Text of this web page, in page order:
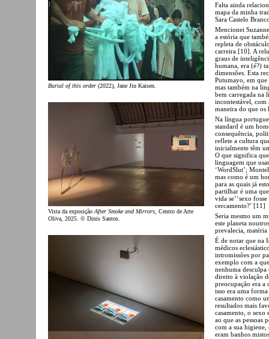
Burial of this order (2022), Jane Jin Kaisen.
Vista da exposiçãoAfter Smoke and Mirrors, Centro de Arte
Oliva, 2025. © Dinis Santos.
Falta ainda
mapa da minha
Sara Castelo
Mencionei
a estória que
repleta de
carreira [10]. A
graus de
humana, era (é?)
dimensões. Esta
Putumayo, em
mas também na
bem carregada na
incontestável, com
maneira do que os
Na língua
standard é um
consequência,
reflete a cultura
inicialmente têm
O que significa
linguagem que
‘WordSlut’;
mas como é um
para as quais já
partilhar é uma
vida se’‘sexo
cercamento?’ [11]
Seria mesmo um
este planeta
prevalecia,
É de notar que na
médicos
intromissões por
exemplo com a
nenhuma
direito à violação
preocupação era a
isso era uma
casamento como
resultados mais
casamento, o sexo
ao que as pessoas
com a sua
eram banhos